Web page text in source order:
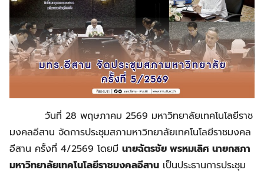
วันที่ 28 พฤษภาคม 2569 มหาวิทยาลัยเทคโนโลยีราช
มงคลอีสาน จัดการประชุมสภามหาวิทยาลัยเทคโนโลยีราชมงคล
อีสาน ครั้งที่ 4/2569 โดยมี นายฉัตรชัย พรหมเลิศ นายกสภา
มหาวิทยาลัยเทคโนโลยีราชมงคลอีสาน เป็นประธานการประชุม